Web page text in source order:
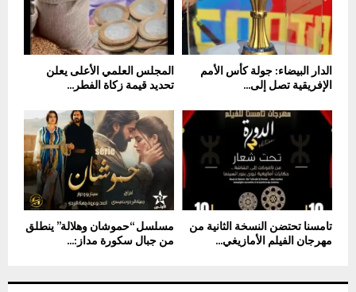
المجلس العلمي الأعلى يعلن
تحديد قيمة زكاة الفطر...
الدار البيضاء: جولة كأس الأمم
الإفريقية تصل إلى...
مسلسل “حموشان وهلالة” ينطلق
من جبال سكورة مداز:...
تامسنا تحتضن النسخة الثانية من
مهرجان الفيلم الأمازيغي...